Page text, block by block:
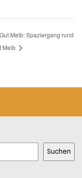
Melb: Spaziergang rund
Melb
Suchen